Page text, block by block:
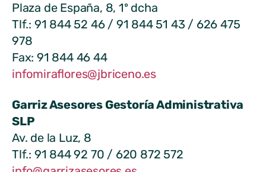
Plaza de España, 8, 1º dcha
Tlf.: 91 844 52 46 / 91 844 51 43 / 626 475
978
Fax: 91 844 46 44
infomiraflores@jbriceno.es
Garriz Asesores Gestoría Administrativa
SLP
Av. de la Luz, 8
Tlf.: 91 844 92 70 / 620 872 572